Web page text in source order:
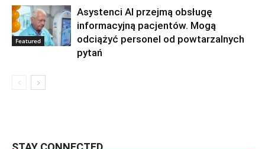
Featured
Asystenci AI przejmą obsługę
informacyjną pacjentów. Mogą
odciążyć personel od powtarzalnych
pytań